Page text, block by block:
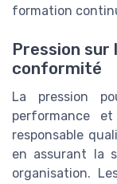
formation
Pression
conformité
La pression
performance
responsable
en assurant la
organisation.